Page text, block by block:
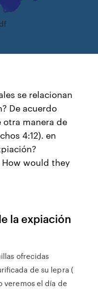
se relacionan
De acuerdo
otra manera de
4:12). en
would they
la expiación
ofrecidas
de su lepra (
veremos el día de